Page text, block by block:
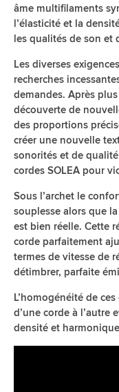
âme multifilaments
l’élasticité et la
les qualités de son et
Les diverses
recherches
demandes. Après
découverte de
des proportions
créer une nouvelle
sonorités et de
cordes SOLEA pour
Sous l’archet le
souplesse alors que
est bien réelle. Cette
corde parfaitement
termes de vitesse de
détimbrer, parfaite
L’homogénéité de
d’une corde à l’autre
densité et